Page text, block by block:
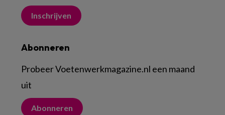
Inschrijven
Abonneren
Probeer Voetenwerkmagazine.nl een maand
uit
Abonneren